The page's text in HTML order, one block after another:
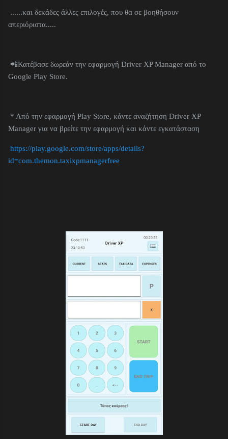
......και δεκάδες άλλες επιλογές, που θα σε βοηθήσουν
απεριόριστα.....
📲Κατέβασε δωρεάν την εφαρμογή Driver XP Manager από το
Google Play Store.
* Από την εφαρμογή Play Store, κάντε αναζήτηση Driver XP
Manager για να βρείτε την εφαρμογή και κάντε εγκατάσταση
https://play.google.com/store/apps/details?
id=com.themon.taxixpmanagerfree